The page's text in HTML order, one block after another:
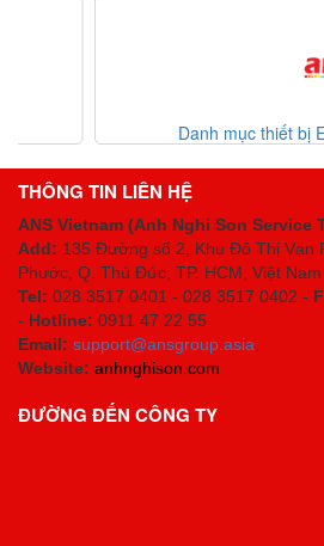
Danh mục thiết bị Erhardt-
THÔNG TIN LIÊN HỆ
ANS Vietnam (Anh Nghi Son Service
Add: 135 Đường số 2, Khu Đô Thị Vạn
Phước, Q. Thủ Đức, TP. HCM, Việt Nam
Tel: 028 3517 0401 - 028 3517 0402 -
- Hotline: 0911 47 22 55
Email: support@ansgroup.asia;
Website: anhnghison.com
ĐƯỜNG ĐẾN CÔNG TY